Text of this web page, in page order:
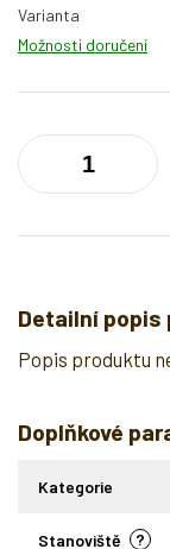
cena:
Varianta
Možnosti doručení
Detailní popis
Popis produktu
Doplňkové
Kategorie
?
Stanoviště